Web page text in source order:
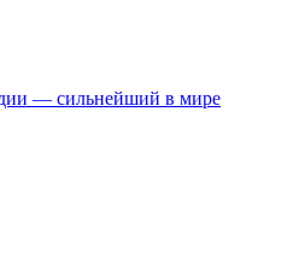
— сильнейший в мире